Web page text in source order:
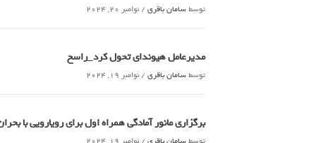
توسطسامان باقری / نوامبر 20, 2024
مدیرعامل هیوندای تحول کرد_راسخ
توسطسامان باقری / نوامبر 19, 2024
برگزاری مانور آمادگی همراه اول برای رویارویی با